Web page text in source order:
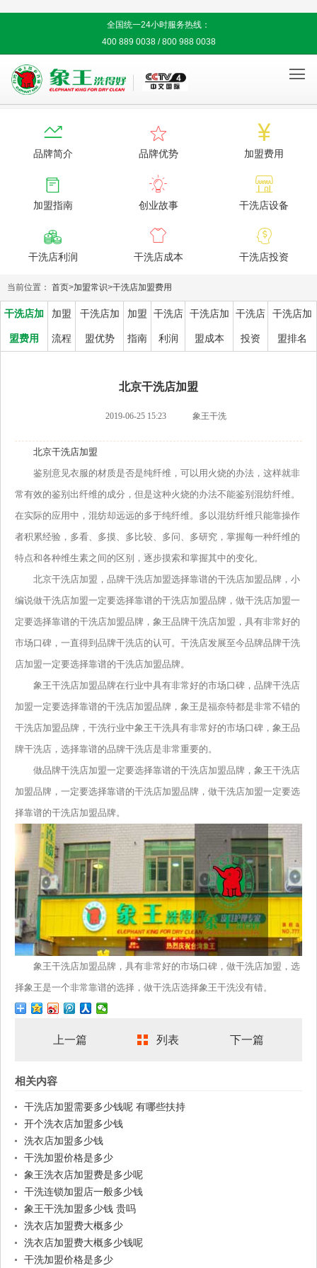
全国统一24小时服务热线：
400 889 0038 / 800 988 0038


品牌简介

品牌优势

加盟费用

加盟指南

创业故事

干洗店设备

干洗店利润

干洗店成本

干洗店投资
当前位置： 首页>加盟常识>干洗店加盟费用
干洗店加
盟费用
加盟
流程
干洗店加
盟优势
加盟
指南
干洗店
利润
干洗店加
盟成本
干洗店
投资
干洗店加
盟排名
北京干洗店加盟
2019-06-25 15:23 象王干洗
北京干洗店加盟
鉴别意见衣服的材质是否是纯纤维，可以用火烧的办法，这样就非
常有效的鉴别出纤维的成分，但是这种火烧的办法不能鉴别混纺纤维。
在实际的应用中，混纺却远远的多于纯纤维。多以混纺纤维只能靠操作
者积累经验，多看、多摸、多比较、多问、多研究，掌握每一种纤维的
特点和各种维生素之间的区别，逐步摸索和掌握其中的变化。
北京干洗店加盟，品牌干洗店加盟选择靠谱的干洗店加盟品牌，小
编说做干洗店加盟一定要选择靠谱的干洗店加盟品牌，做干洗店加盟一
定要选择靠谱的干洗店加盟品牌，象王品牌干洗店加盟，具有非常好的
市场口碑，一直得到品牌干洗店的认可。干洗店发展至今品牌品牌干洗
店加盟一定要选择靠谱的干洗店加盟品牌。
象王干洗店加盟品牌在行业中具有非常好的市场口碑，品牌干洗店
加盟一定要选择靠谱的干洗店加盟品牌，象王是福奈特都是非常不错的
干洗店加盟品牌，干洗行业中象王干洗具有非常好的市场口碑，象王品
牌干洗店，选择靠谱的品牌干洗店是非常重要的。
做品牌干洗店加盟一定要选择靠谱的干洗店加盟品牌，象王干洗店
加盟品牌，一定要选择靠谱的干洗店加盟品牌，做干洗店加盟一定要选
择靠谱的干洗店加盟品牌。
象王干洗店加盟品牌，具有非常好的市场口碑，做干洗店加盟，选
择象王是一个非常靠谱的选择，做干洗店选择象王干洗没有错。
上一篇 列表 下一篇
相关内容
干洗店加盟需要多少钱呢 有哪些扶持
开个洗衣店加盟多少钱
洗衣店加盟多少钱
干洗加盟价格是多少
象王洗衣店加盟费是多少呢
干洗连锁加盟店一般多少钱
象王干洗加盟多少钱 贵吗
洗衣店加盟费大概多少
洗衣店加盟费大概多少钱呢
干洗加盟价格是多少